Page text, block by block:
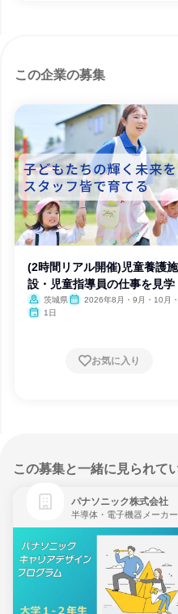
この企業の募集
(2時間リアル開催)児童養護施
設・児童指導員の仕事を見学
茨城県
2026年8月・9月・10月・
1日
お気に入り
この募集と一緒に見られて
パナソニック株式会社
半導体・電子機器メーカー